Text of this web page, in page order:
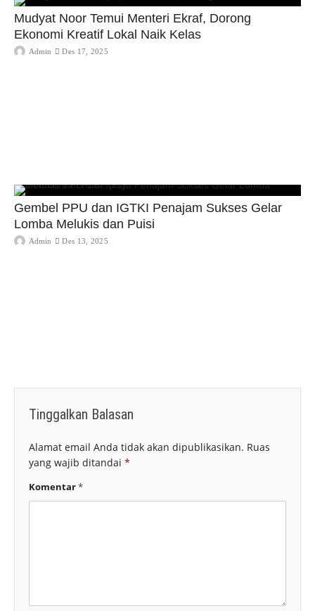
Mudyat Noor Temui Menteri Ekraf, Dorong
Ekonomi Kreatif Lokal Naik Kelas
Admin Des 17, 2025
Gembel PPU dan IGTKI Penajam Sukses Gelar
Lomba Melukis dan Puisi
Admin Des 13, 2025
Tinggalkan Balasan
Alamat email Anda tidak akan dipublikasikan. Ruas
yang wajib ditandai *
Komentar*